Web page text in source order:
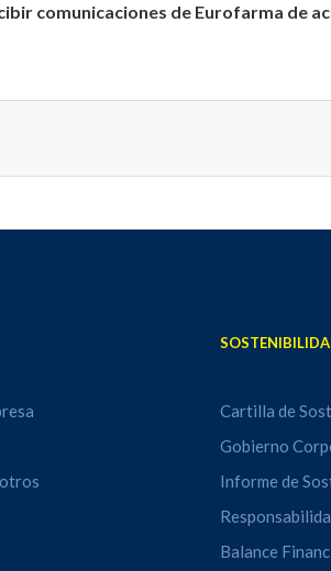
comunicaciones de Eurofarma de
Cartilla de
Gobierno
Informe de
Balance